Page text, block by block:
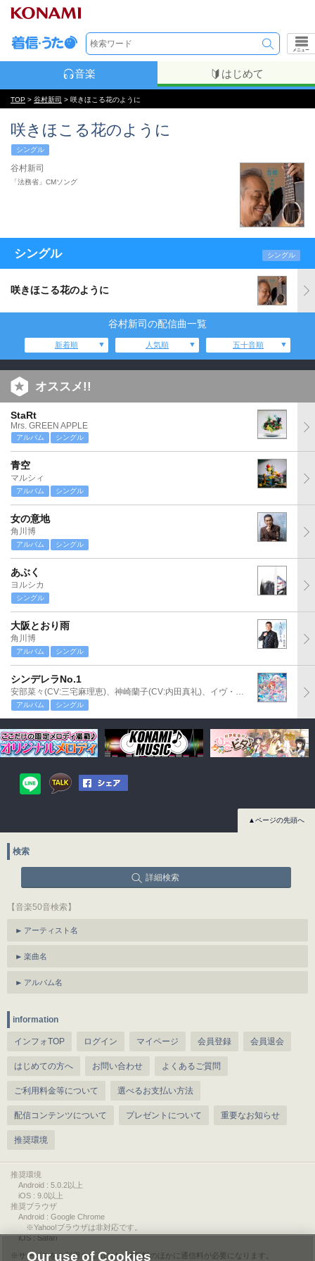
メニュー
音楽 はじめて
TOP > 谷村新司 > 咲きほこる花のように
咲きほこる花のように
シングル
谷村新司
「法務省」CMソング
シングル シングル
咲きほこる花のように
谷村新司の配信曲一覧
新着順 人気順 五十音順
オススメ!!
StaRt
Mrs. GREEN APPLE
アルバム シングル
青空
マルシィ
アルバム シングル
女の意地
角川博
アルバム シングル
あぶく
ヨルシカ
シングル
大阪とおり雨
角川博
アルバム シングル
シンデレラNo.1
安部菜々(CV:三宅麻理恵)、神崎蘭子(CV:内田真礼)、イヴ・サンタクロース(CV:松永あかね)
アルバム シングル
▲ページの先頭へ
検索
詳細検索
【音楽50音検索】
アーティスト名
楽曲名
アルバム名
information
インフォTOP ログイン マイページ 会員登録 会員退会
はじめての方へ お問い合わせ よくあるご質問
ご利用料金等について 選べるお支払い方法
配信コンテンツについて プレゼントについて 重要なお知らせ
推奨環境
推奨環境
Android : 5.0.2以上
iOS : 9.0以上
推奨ブラウザ
Android : Google Chrome
※Yahoo!ブラウザは非対応です。
iOS : Safari
サービスをご利用されるには、情報料のほかに通信料が必要になります。
Our use of Cookies